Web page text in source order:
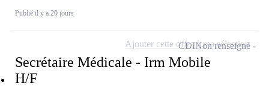
Publié il y a 20 jours
Secrétaire Médicale - Irm Mobile
H/F
CDINon renseigné
Ajouter cette offre à ma sélection